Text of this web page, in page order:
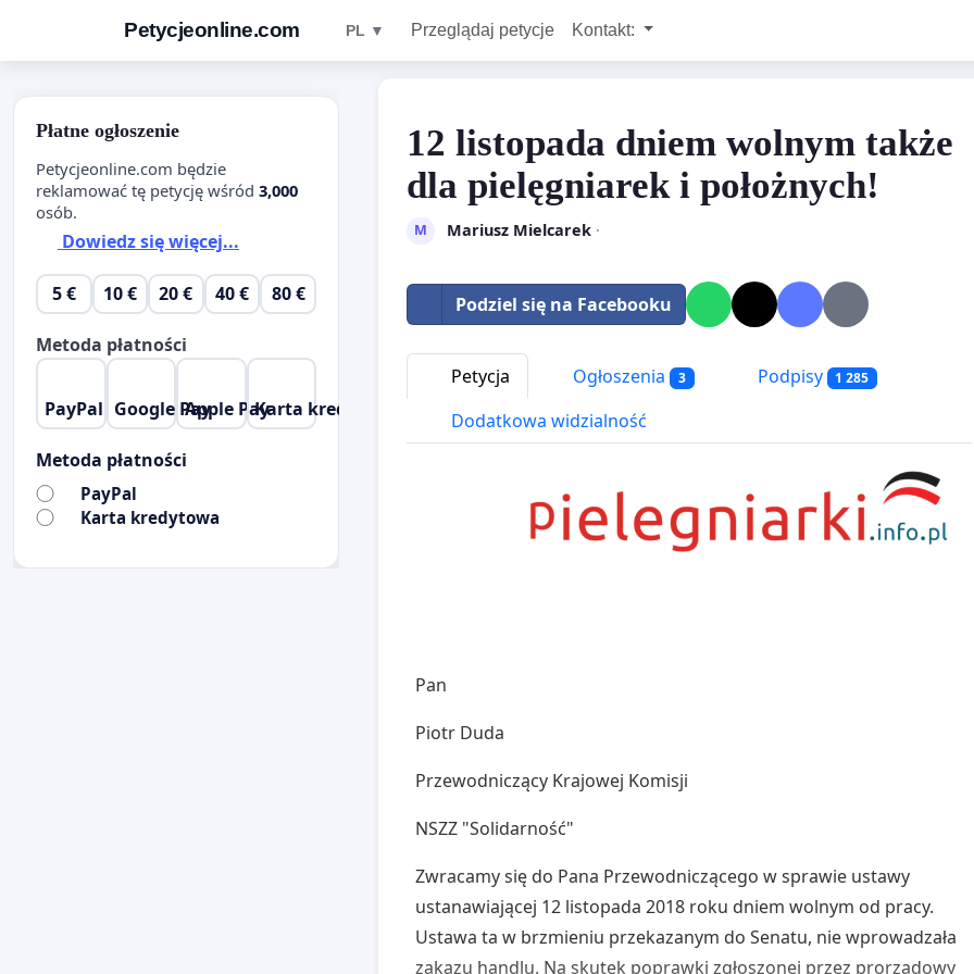
Petycjeonline.com PL ▼ Przeglądaj petycje Kontakt:
12 listopada dniem wolnym także
dla pielęgniarek i położnych!
M Mariusz Mielcarek·
Podziel się na Facebooku
Petycja Ogłoszenia 3 Podpisy 1 285
Dodatkowa widzialność
Pan
Piotr Duda
Przewodniczący Krajowej Komisji
NSZZ "Solidarność"
Zwracamy się do Pana Przewodniczącego w sprawie ustawy
ustanawiającej 12 listopada 2018 roku dniem wolnym od pracy.
Ustawa ta w brzmieniu przekazanym do Senatu, nie wprowadzała
zakazu handlu. Na skutek poprawki zgłoszonej przez prorządowy
Płatne ogłoszenie
Petycjeonline.com będzie
reklamować tę petycję wśród 3,000
osób.
Dowiedz się więcej...
5 € 10 € 20 € 40 € 80 €
Metoda płatności
PayPal Google PayApple PayKarta kredytowa
Metoda płatności
PayPal
Karta kredytowa